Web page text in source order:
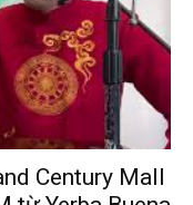
Century Mall